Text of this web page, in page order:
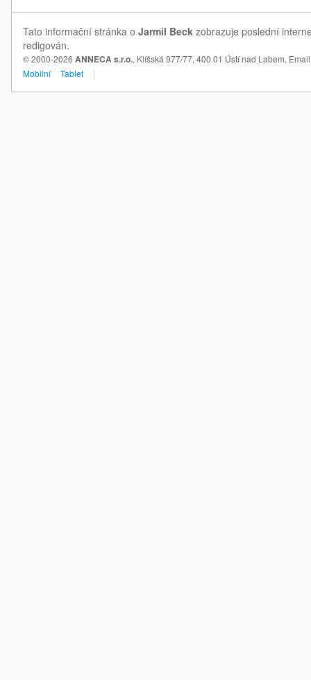
Tato informační stránka o Jarmil Beck zobrazuje poslední
redigován.
© 2000-2026 ANNECA s.r.o., Klíšská 977/77, 400 01 Ústí nad Labem,
Mobilní
Tablet |